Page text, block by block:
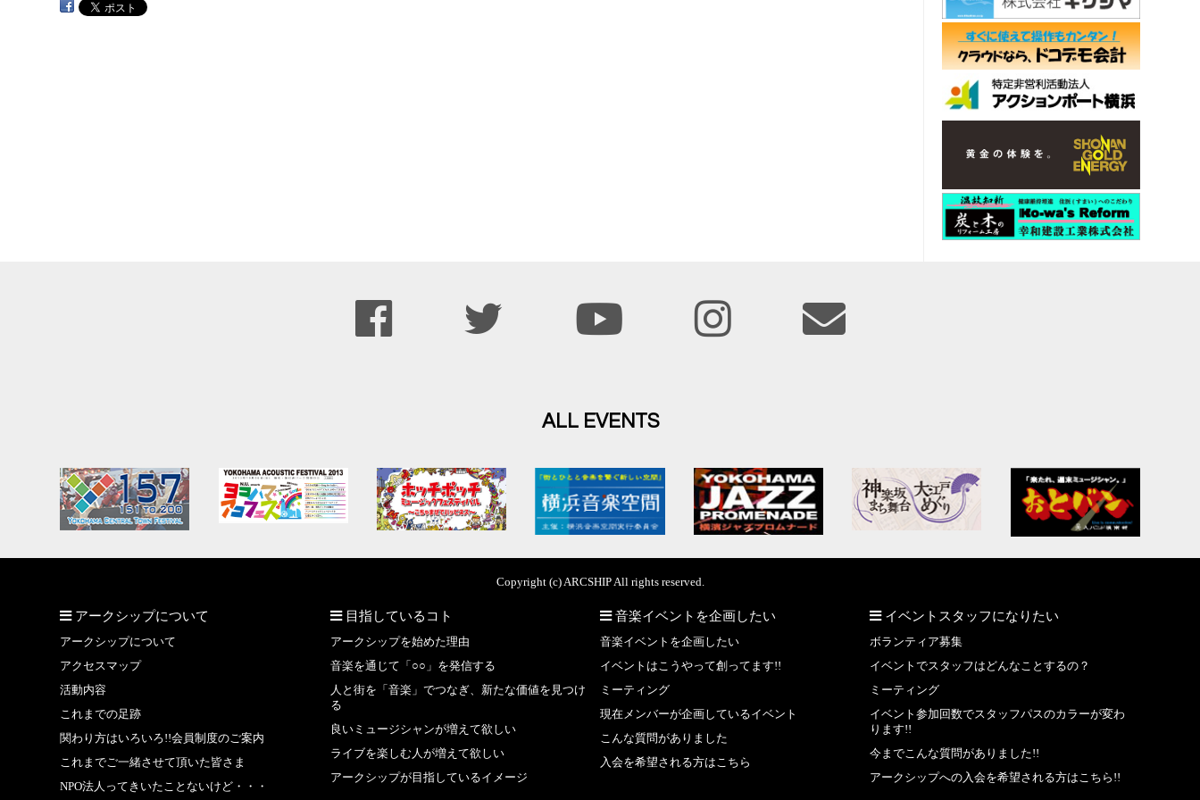
ALL EVENTS
Copyright (c) ARCSHIP All rights reserved.
アークシップについて
アークシップについて
アクセスマップ
活動内容
これまでの足跡
関わり方はいろいろ!!会員制度のご案内
これまでご一緒させて頂いた皆さま
NPO法人ってきいたことないけど・・・
目指しているコト
アークシップを始めた理由
音楽を通じて「○○」を発信する
人と街を「音楽」でつなぎ、新たな価値を見つけ
る
良いミュージシャンが増えて欲しい
ライブを楽しむ人が増えて欲しい
アークシップが目指しているイメージ
音楽イベントを企画したい
音楽イベントを企画したい
イベントはこうやって創ってます!!
ミーティング
現在メンバーが企画しているイベント
こんな質問がありました
入会を希望される方はこちら
イベントスタッフになりたい
ボランティア募集
イベントでスタッフはどんなことするの？
ミーティング
イベント参加回数でスタッフパスのカラーが変わ
ります!!
今までこんな質問がありました!!
アークシップへの入会を希望される方はこちら!!